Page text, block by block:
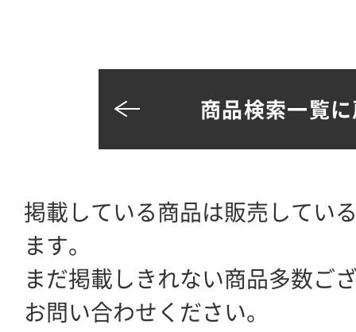
商品検索一覧
掲載している商品は販売してい
ます。
まだ掲載しきれない商品多数ご
お問い合わせください。